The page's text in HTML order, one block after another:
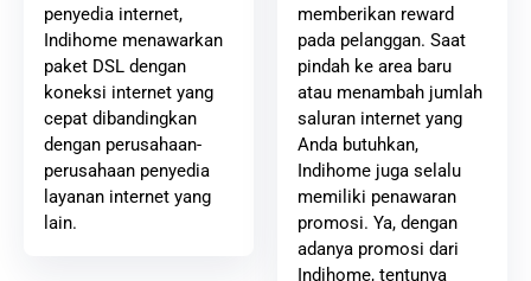
penyedia internet,
Indihome menawarkan
paket DSL dengan
koneksi internet yang
cepat dibandingkan
dengan perusahaan-
perusahaan penyedia
layanan internet yang
lain.
memberikan reward
pada pelanggan. Saat
pindah ke area baru
atau menambah jumlah
saluran internet yang
Anda butuhkan,
Indihome juga selalu
memiliki penawaran
promosi. Ya, dengan
adanya promosi dari
Indihome, tentunya